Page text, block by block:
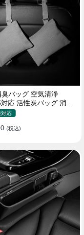
バッグ 空気清浄
バッグ 消臭
オドラント 繰り返し使
対応
(税込)